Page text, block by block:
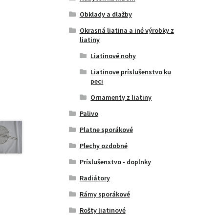
Obklady a dlažby
Okrasná liatina a iné výrobky z
liatiny
Liatinové nohy
Liatinove príslušenstvo ku
peci
Ornamenty z liatiny
Palivo
Platne sporákové
Plechy ozdobné
Príslušenstvo - doplnky
Radiátory
Rámy sporákové
Rošty liatinové